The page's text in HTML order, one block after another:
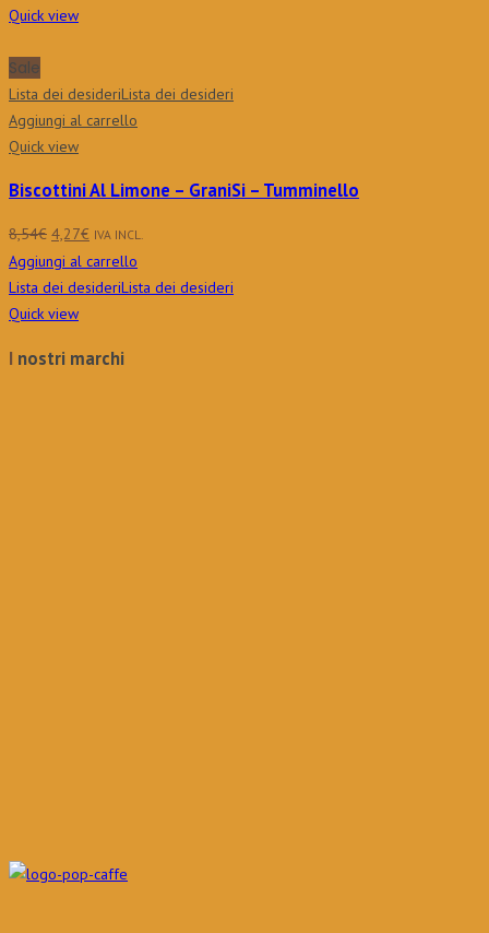
era:
Quick view
Sale
Lista dei desideriLista dei desideri
Aggiungi al carrello
Quick view
Biscottini Al Limone – GraniSi – Tumminello
8,54€ Il
prezzo
originale
era:
4,27€ Il
prezzo
attuale
IVA INCL.
Aggiungi al carrello
Lista dei desideriLista dei desideri
Quick view
I nostri marchi